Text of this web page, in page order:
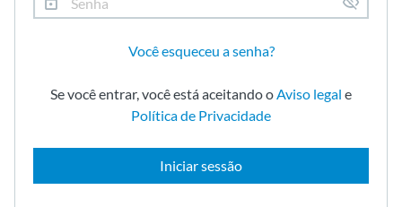
Você esqueceu a senha?
Se você entrar, você está aceitando oAviso legal e
Política de Privacidade
Iniciar sessão